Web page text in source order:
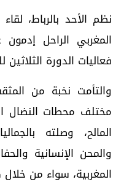
نظم الأحد بالرباط،
المغربي الراحل
فعاليات الدورة
والتأمت نخبة من
مختلف محطات النضال
المالح، وصلته
والمحن الإنسانية
المغربية، سواء من خلال